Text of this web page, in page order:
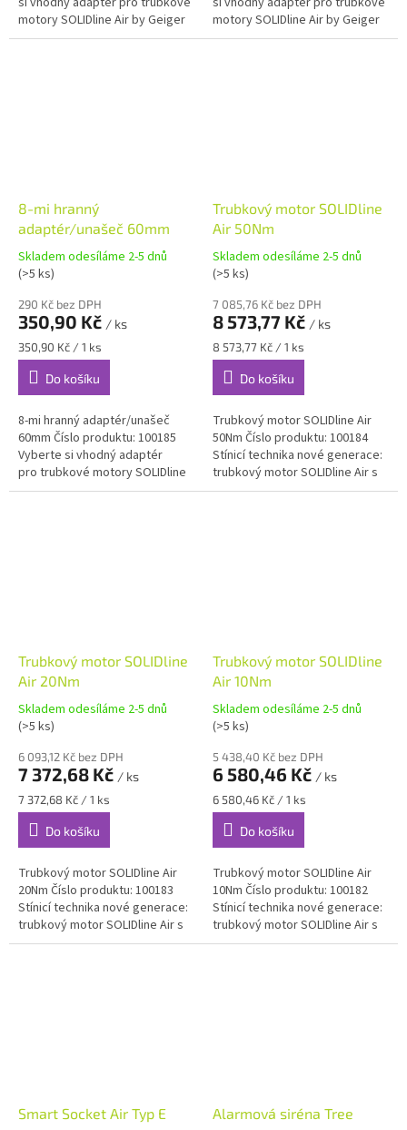
motory SOLIDline Air by Geiger
Antriebstechnik: 8hranný
motory SOLIDline Air by Geiger
Antriebstechnik: 8hranný
8-mi hranný
adaptér/unašeč 60mm
Skladem odesíláme 2-5 dnů
(>5 ks)
290 Kč bez DPH
350,90 Kč / ks
Měrná
cena:
350,90 Kč / 1 ks
Do košíku
8-mi hranný adaptér/unašeč
60mm Číslo produktu: 100185
Vyberte si vhodný adaptér
pro trubkové motory SOLIDline
Air by Geiger Antriebstechnik:
Trubkový motor SOLIDline
Air 50Nm
Skladem odesíláme 2-5 dnů
(>5 ks)
7 085,76 Kč bez DPH
8 573,77 Kč / ks
Měrná
cena:
8 573,77 Kč / 1 ks
Do košíku
Trubkový motor SOLIDline Air
50Nm Číslo produktu: 100184
Stínicí technika nové generace:
trubkový motor SOLIDline Air s
integrovanou technologií
Trubkový motor SOLIDline
Air 20Nm
Skladem odesíláme 2-5 dnů
(>5 ks)
6 093,12 Kč bez DPH
7 372,68 Kč / ks
Měrná
cena:
7 372,68 Kč / 1 ks
Do košíku
Trubkový motor SOLIDline Air
20Nm Číslo produktu: 100183
Stínicí technika nové generace:
trubkový motor SOLIDline Air s
integrovanou technologií
Trubkový motor SOLIDline
Air 10Nm
Skladem odesíláme 2-5 dnů
(>5 ks)
5 438,40 Kč bez DPH
6 580,46 Kč / ks
Měrná
cena:
6 580,46 Kč / 1 ks
Do košíku
Trubkový motor SOLIDline Air
10Nm Číslo produktu: 100182
Stínicí technika nové generace:
trubkový motor SOLIDline Air s
integrovanou technologií
Smart Socket Air Typ E Alarmová siréna Tree